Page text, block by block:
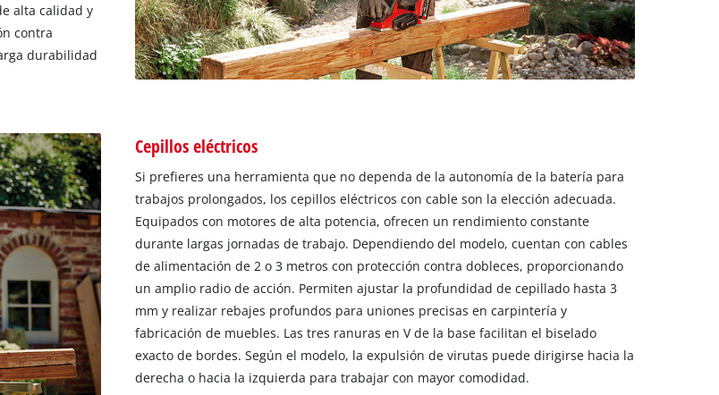
alta calidad y
contra
durabilidad
Cepillos eléctricos
Si prefieres una herramienta que no dependa de la autonomía de la batería para
trabajos prolongados, los cepillos eléctricos con cable son la elección adecuada.
Equipados con motores de alta potencia, ofrecen un rendimiento constante
durante largas jornadas de trabajo. Dependiendo del modelo, cuentan con cables
de alimentación de 2 o 3 metros con protección contra dobleces, proporcionando
un amplio radio de acción. Permiten ajustar la profundidad de cepillado hasta 3
mm y realizar rebajes profundos para uniones precisas en carpintería y
fabricación de muebles. Las tres ranuras en V de la base facilitan el biselado
exacto de bordes. Según el modelo, la expulsión de virutas puede dirigirse hacia la
derecha o hacia la izquierda para trabajar con mayor comodidad.